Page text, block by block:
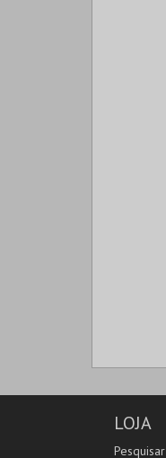
LOJA
Pesquisar